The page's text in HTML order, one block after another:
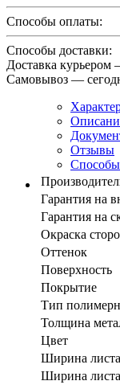
Способы оплаты:
Способы доставки:
Доставка курьером
Самовывоз —
Отзывы
Способы
Гарантия на
Гарантия на
Окраска
Оттенок
Поверхность
Покрытие
Тип
Толщина
Цвет
Ширина листа
Ширина